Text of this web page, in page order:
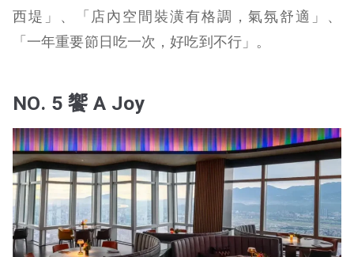
西堤」、「店內空間裝潢有格調，氣氛舒適」、
「一年重要節日吃一次，好吃到不行」。
NO. 5 饗 A Joy